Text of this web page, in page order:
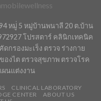
หมู่่ 5 หมู่บ้านพนาลี 20 ต.บ้าน
โปรสตาร์ คลินิกเทคนิค
กรองมะเร็ง ตรวจ ร่างกาย
องไต ตรวจสุขภาพ ตรวจโรค
ผนแต่งงาน
CLINICAL LABORATORY
CENTER
ABOUT US